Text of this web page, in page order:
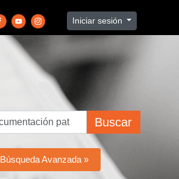
Iniciar sesión
Buscar
Búsqueda Avanzada »